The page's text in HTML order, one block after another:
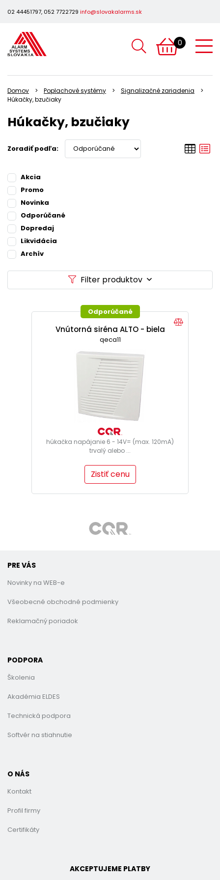
02 44451797, 052 7722729 info@slovakalarms.sk
0
Domov Poplachové systémy
Signalizačné zariadenia
Húkačky, bzučiaky
Húkačky, bzučiaky
Zoradiť podľa:
Akcia
Promo
Novinka
Odporúčané
Dopredaj
Likvidácia
Archív
Filter produktov
Odporúčané
Vnútorná siréna ALTO - biela
qeca11
húkačka napájanie 6 - 14V= (max. 120mA)
trvalý alebo ...
Zistiť cenu
PRE VÁS
Novinky na WEB-e
Všeobecné obchodné podmienky
Reklamačný poriadok
PODPORA
Školenia
Akadémia ELDES
Technická podpora
Softvér na stiahnutie
O NÁS
Kontakt
Profil firmy
Certifikáty
AKCEPTUJEME PLATBY